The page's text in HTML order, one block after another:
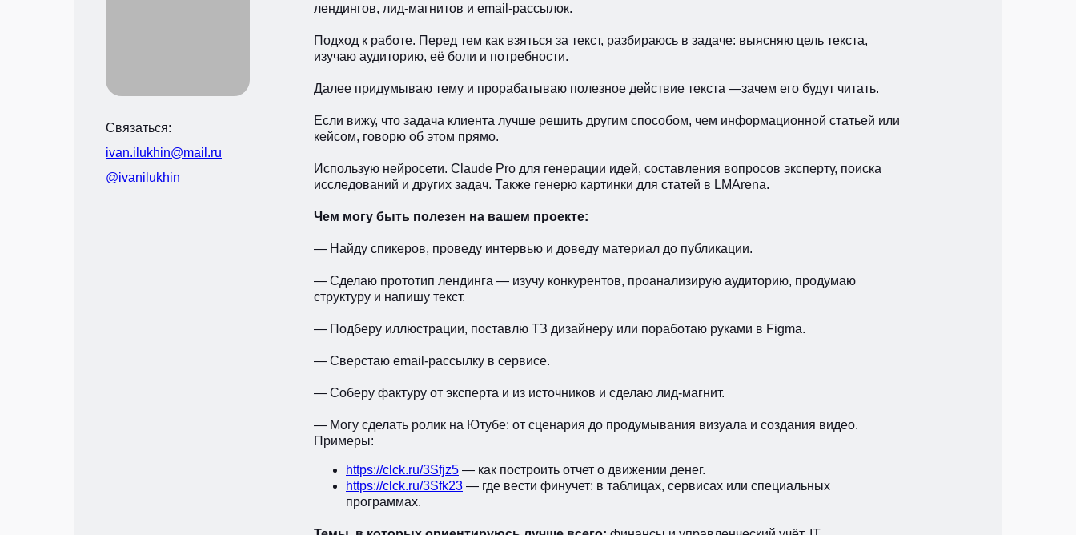
лендингов, лид-магнитов и email-рассылок.
Подход к работе. Перед тем как взяться за текст, разбираюсь в задаче: выясняю цель текста,
изучаю аудиторию, её боли и потребности.
Далее придумываю тему и прорабатываю полезное действие текста —зачем его будут читать.
Если вижу, что задача клиента лучше решить другим способом, чем информационной статьей или
кейсом, говорю об этом прямо.
Использую нейросети. Claude Pro для генерации идей, составления вопросов эксперту, поиска
исследований и других задач. Также генерю картинки для статей в LMArena.
Чем могу быть полезен на вашем проекте:
— Найду спикеров, проведу интервью и доведу материал до публикации.
— Сделаю прототип лендинга — изучу конкурентов, проанализирую аудиторию, продумаю
структуру и напишу текст.
— Подберу иллюстрации, поставлю ТЗ дизайнеру или поработаю руками в Figma.
— Сверстаю email-рассылку в сервисе.
— Соберу фактуру от эксперта и из источников и сделаю лид-магнит.
— Могу сделать ролик на Ютубе: от сценария до продумывания визуала и создания видео.
Примеры:
https://clck.ru/3Sfjz5 — как построить отчет о движении денег.
https://clck.ru/3Sfk23 — где вести финучет: в таблицах, сервисах или специальных
программах.
Связаться:
@ivanilukhin
ivan.ilukhin@mail.ru